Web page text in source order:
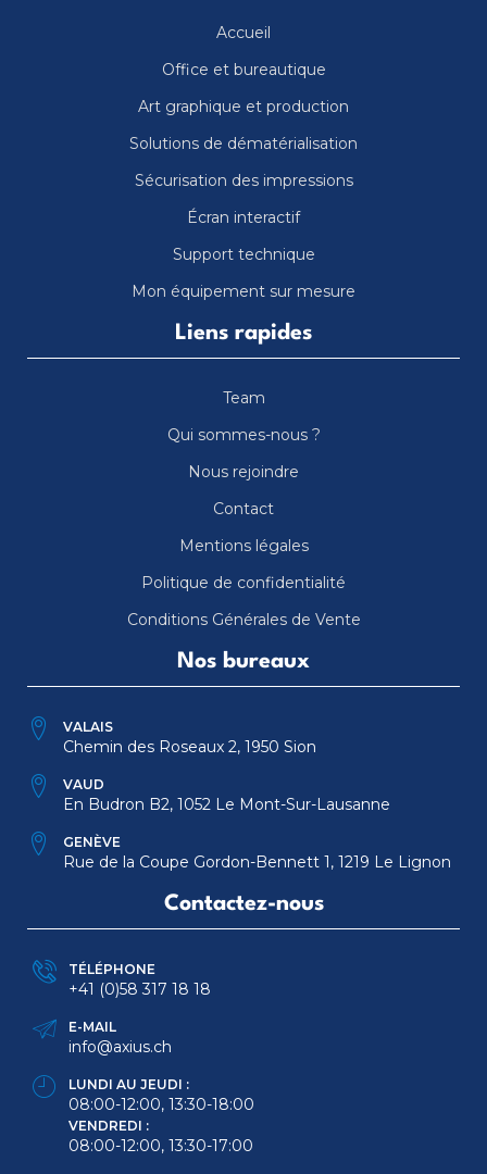
Accueil
Office et bureautique
Art graphique et production
Solutions de dématérialisation
Sécurisation des impressions
Écran interactif
Support technique
Mon équipement sur mesure
Liens rapides
Team
Qui sommes-nous ?
Nous rejoindre
Contact
Mentions légales
Politique de confidentialité
Conditions Générales de Vente
Nos bureaux
VALAIS
Chemin des Roseaux 2, 1950 Sion
VAUD
En Budron B2, 1052 Le Mont-Sur-Lausanne
GENÈVE
Rue de la Coupe Gordon-Bennett 1, 1219 Le Lignon
Contactez-nous
TÉLÉPHONE
+41 (0)58 317 18 18
E-MAIL
info@axius.ch
LUNDI AU JEUDI :
08:00-12:00, 13:30-18:00
VENDREDI :
08:00-12:00, 13:30-17:00